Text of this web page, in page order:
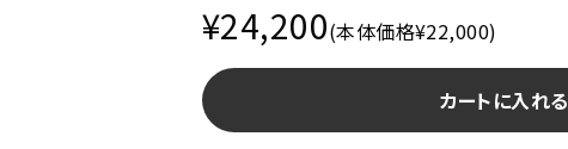
¥24,200(本体価格¥22,000)
カートに入れる